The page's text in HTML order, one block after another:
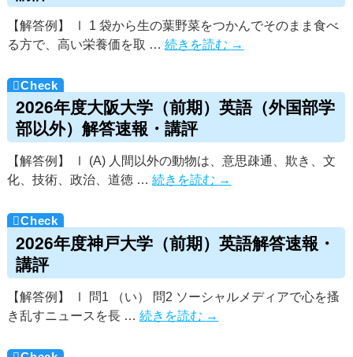
【解答例】 Ⅰ 1 袋から生の葉野菜をつかんでそのまま食べ
る方で、高い栄養価を取 …続きを読む →
2026年度大阪大学（前期）英語（外国部学
部以外）解答速報・講評
【解答例】 Ⅰ (A) 人間以外の動物は、意思疎通、欺き、文
化、技術、政治、道徳 …続きを読む →
2026年度神戸大学（前期）英語解答速報・
講評
【解答例】 Ⅰ 問1 （い） 問2 ソーシャルメディアで心を搔
き乱すニュースを長 …続きを読む →